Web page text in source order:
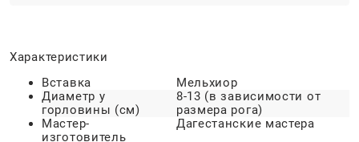
Характеристики
Вставка
Мельхиор
Диаметр у
горловины (см)
8-13 (в зависимости от
размера рога)
Мастер-
изготовитель
Дагестанские мастера